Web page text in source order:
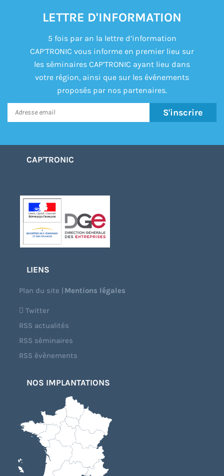
LETTRE D'INFORMATION
5 fois par an la lettre d’information
CAP’TRONIC vous informe en premier lieu sur
les séminaires CAP’TRONIC ayant lieu dans
votre région, ainsi que sur les événements
proposés par nos partenaires.
S'inscrire
CAP'TRONIC
LIENS
Plan du site |Mentions légales
Twitter
RSS actualités
RSS séminaires
RSS évènements
NOS IMPLANTATIONS